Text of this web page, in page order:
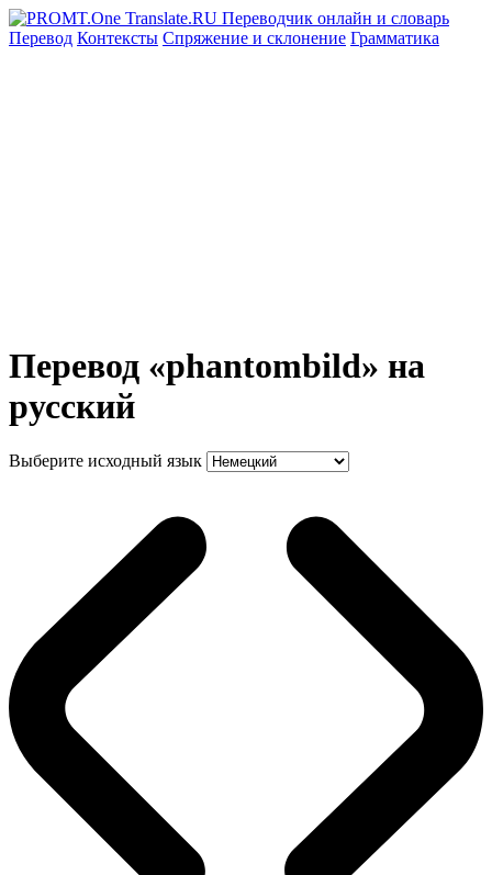
Перевод Контексты Спряжение и склонение Грамматика
Перевод «phantombild» на
русский
Выберите исходный язык